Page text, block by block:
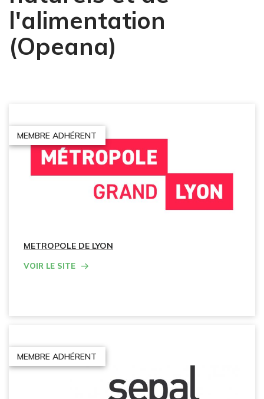
l'alimentation
(Opeana)
MEMBRE ADHÉRENT
METROPOLE DE LYON
Voir le site
MEMBRE ADHÉRENT